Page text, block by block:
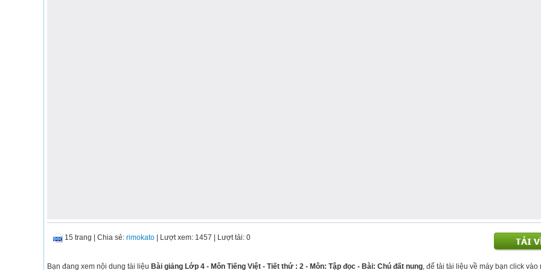
15 trang Chia sẻ: rimokato | Lượt xem: 1457 | Lượt tải: 0
Bạn đang xem nội dung tài liệu Bài giảng Lớp 4 - Môn Tiếng Việt - Tiết thứ : 2 - Môn: Tập đọc - Bài: Chú đất nung, để tải tài liệu về máy bạn click vào